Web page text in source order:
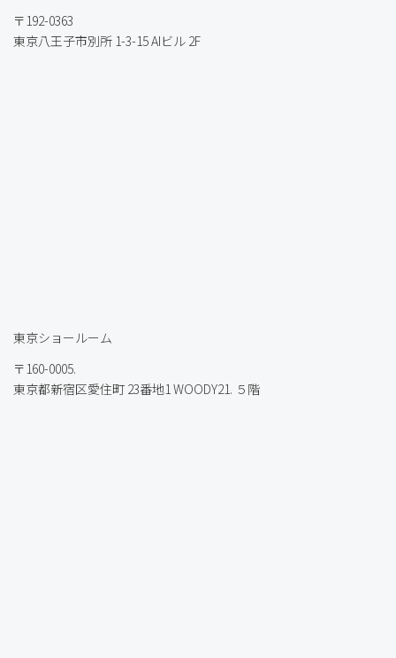
〒192-0363
東京八王子市別所 1-3-15 AIビル 2F
東京ショールーム
〒160-0005.
東京都新宿区愛住町 23番地1 WOODY21. ５階